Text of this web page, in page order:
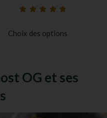
notations
Choix des options
OG et ses